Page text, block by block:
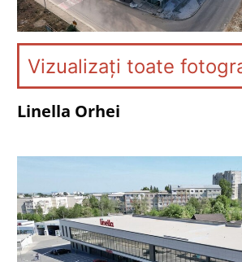
Vizualizați toate
Linella Orhei